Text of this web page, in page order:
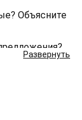
Развернуть
Объясните
оно простое